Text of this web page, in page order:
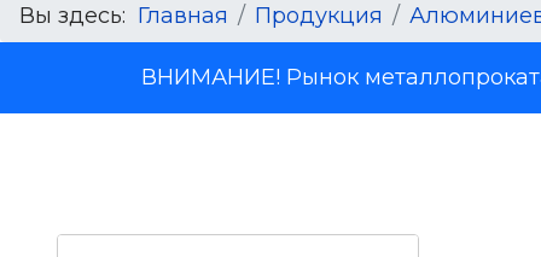
Вы здесь: Главная Продукция
ВНИМАНИЕ! Рынок